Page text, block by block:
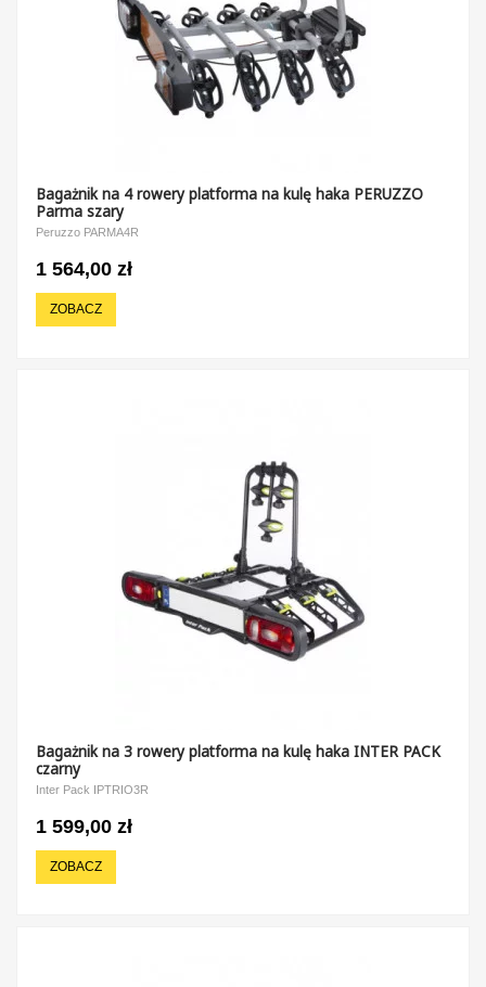
Bagażnik na 4 rowery platforma na kulę haka PERUZZO
Parma szary
Peruzzo PARMA4R
1 564,00 zł
ZOBACZ
Bagażnik na 3 rowery platforma na kulę haka INTER PACK
czarny
Inter Pack IPTRIO3R
1 599,00 zł
ZOBACZ